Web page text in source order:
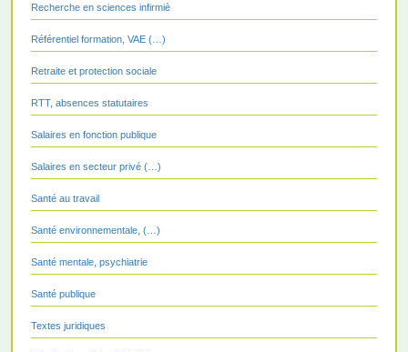
Recherche en sciences infirmiè
Référentiel formation, VAE (…)
Retraite et protection sociale
RTT, absences statutaires
Salaires en fonction publique
Salaires en secteur privé (…)
Santé au travail
Santé environnementale, (…)
Santé mentale, psychiatrie
Santé publique
Textes juridiques